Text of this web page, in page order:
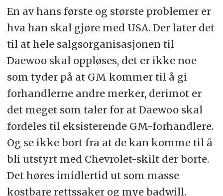
En av hans første og største problemer er
hva han skal gjøre med USA. Der later det
til at hele salgsorganisasjonen til
Daewoo skal oppløses, det er ikke noe
som tyder på at GM kommer til å gi
forhandlerne andre merker, derimot er
det meget som taler for at Daewoo skal
fordeles til eksisterende GM-forhandlere.
Og se ikke bort fra at de kan komme til å
bli utstyrt med Chevrolet-skilt der borte.
Det høres imidlertid ut som masse
kostbare rettssaker og mye badwill.